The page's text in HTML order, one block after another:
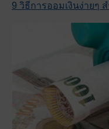
9 วิธีการออมเงินง่ายๆ